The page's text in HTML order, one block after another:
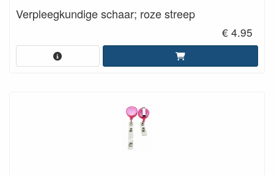
Verpleegkundige schaar; roze streep
€ 4.95